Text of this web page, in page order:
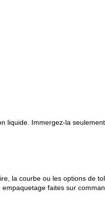
liquide. Immergez-la
la courbe ou les options de
faites sur